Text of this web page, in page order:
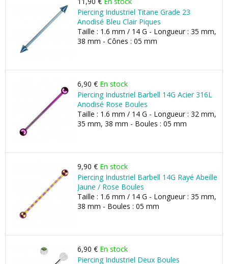
Piercing Industriel Titane Grade 23
Anodisé Bleu Clair Piques
Taille : 1.6 mm / 14 G - Longueur : 35 mm,
38 mm - Cônes : 05 mm
6,90 € En stock
Piercing Industriel Barbell 14G Acier 316L
Anodisé Rose Boules
Taille : 1.6 mm / 14 G - Longueur : 32 mm,
35 mm, 38 mm - Boules : 05 mm
9,90 € En stock
Piercing Industriel Barbell 14G Rayé Abeille
Jaune / Rose Boules
Taille : 1.6 mm / 14 G - Longueur : 35 mm,
38 mm - Boules : 05 mm
6,90 € En stock
Piercing Industriel Deux Boules